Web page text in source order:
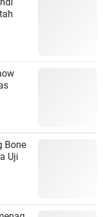
Bone
Uji